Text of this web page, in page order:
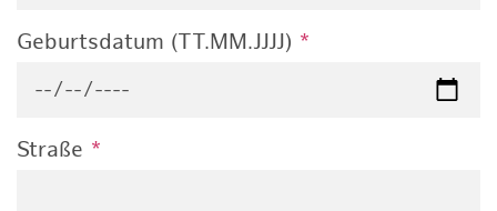
Geburtsdatum (TT.MM.JJJJ) *
Straße *